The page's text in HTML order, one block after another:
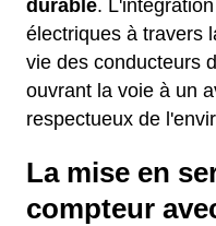
durable.
électriques à travers
vie des conducteurs
ouvrant la voie à un
respectueux de
La mise en
compteur